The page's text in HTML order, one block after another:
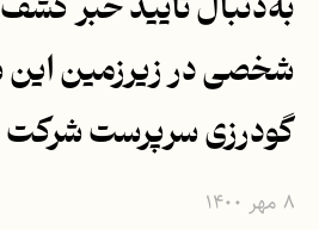
شخصی در زیرزمین
گودرزی سرپرست شرکت
۸ مهر ۱۴۰۰